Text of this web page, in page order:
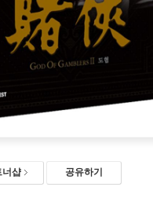
너샵 공유하기